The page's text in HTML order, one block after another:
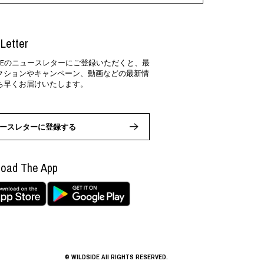
のニュースレターにご登録いただくと、最
ションやキャンペーン、動画などの最新情
くお届けいたします。
スレターに登録する
The App
© WILDSIDE All RIGHTS RESERVED.